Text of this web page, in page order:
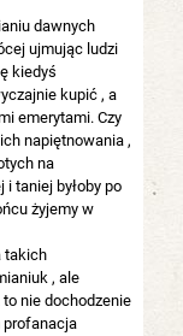
dawnych
ujmując ludzi
kiedyś
kupić , a
emerytami. Czy
napiętnowania ,
na
taniej byłoby po
żyjemy w
takich
, ale
nie dochodzenie
profanacja